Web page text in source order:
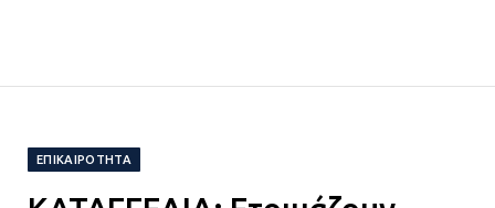
ΔΗΜΟΣ ΜΑΝΔΡΑΣ ΕΙΔΥΛΛΙΑΣ:
ΕΠΙΚΑΙΡΌΤΗΤΑ